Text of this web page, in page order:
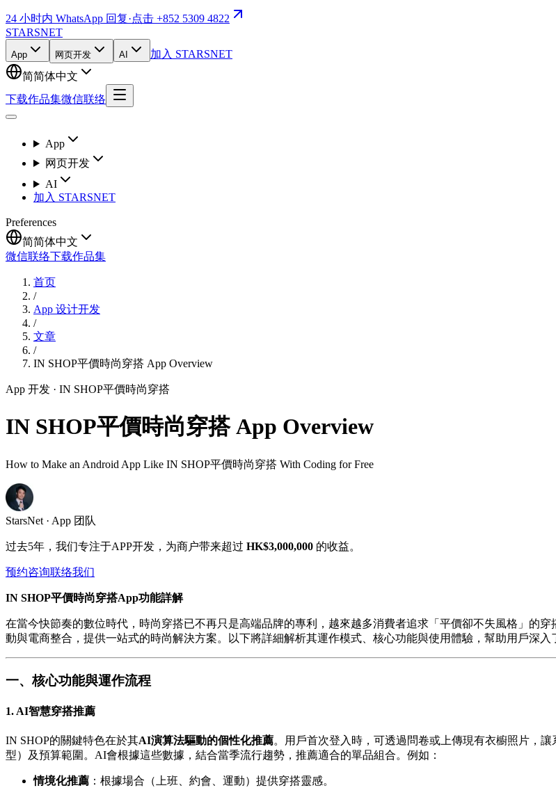
24 小时内 WhatsApp 回复·点击 +852 5309 4822
STARSNET
App 网页开发 AI
加入 STARSNET
简简体中文
下载作品集微信联络
App
网页开发
AI
加入 STARSNET
Preferences
简简体中文
微信联络下载作品集
首页
/
App 设计开发
/
文章
/
IN SHOP平價時尚穿搭 App Overview
App 开发 · IN SHOP平價時尚穿搭
IN SHOP平價時尚穿搭 App Overview
How to Make an Android App Like IN SHOP平價時尚穿搭 With Coding for Free
StarsNet · App 团队
过去5年，我们专注于APP开发，为商户带来超过 HK$3,000,000 的收益。
预约咨询联络我们
IN SHOP平價時尚穿搭App功能詳解
在當今快節奏的數位時代，時尚穿搭已不再只是高端品牌的專利，越來越多消費者追求「平價卻不失風格」的穿
動與電商整合，提供一站式的時尚解決方案。以下將詳細解析其運作模式、核心功能與使用體驗，幫助用戶深入
一、核心功能與運作流程
1. AI智慧穿搭推薦
IN SHOP的關鍵特色在於其AI演算法驅動的個性化推薦。用戶首次登入時，可透過問卷或上傳現有衣櫥照片，
型）及預算範圍。AI會根據這些數據，結合當季流行趨勢，推薦適合的單品組合。例如：
情境化推薦 ：根據場合（上班、約會、運動）提供穿搭靈感。